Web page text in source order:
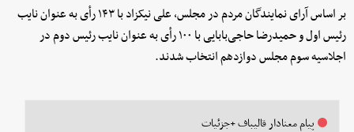
بر اساس آرای نمایندگان مردم در مجلس، علی نیکزاد با ۱۴۳ رأی به عنوان نایب
رئیس اول و حمیدرضا حاجی‌بابایی با ۱۰۰ رأی به عنوان نایب رئیس دوم در
اجلاسیه سوم مجلس دوازدهم انتخاب شدند.
پیام معنادار قالیباف +جزئیات